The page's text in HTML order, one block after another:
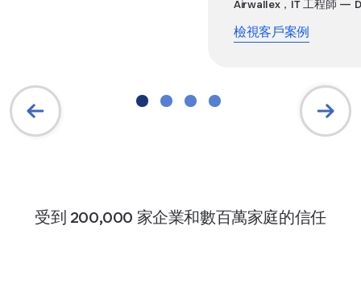
Airwallex，IT 工程師 —
檢視客戶案例
受到 200,000 家企業和數百萬家庭的信任